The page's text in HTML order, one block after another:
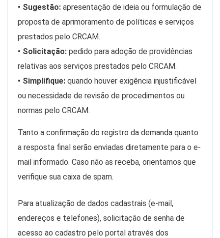
• Sugestão: apresentação de ideia ou formulação de
proposta de aprimoramento de políticas e serviços
prestados pelo CRCAM.
• Solicitação: pedido para adoção de providências
relativas aos serviços prestados pelo CRCAM.
• Simplifique: quando houver exigência injustificável
ou necessidade de revisão de procedimentos ou
normas pelo CRCAM.
Tanto a confirmação do registro da demanda quanto
a resposta final serão enviadas diretamente para o e-
mail informado. Caso não as receba, orientamos que
verifique sua caixa de spam.
Para atualização de dados cadastrais (e-mail,
endereços e telefones), solicitação de senha de
acesso ao cadastro pelo portal através dos